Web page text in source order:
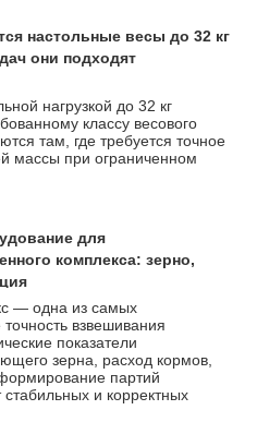
настольные весы до 32 кг
они подходят
нагрузкой до 32 кг
классу весового
там, где требуется точное
массы при ограниченном
для
комплекса: зерно,
— одна из самых
взвешивания
показатели
зерна, расход кормов,
партий
и корректных